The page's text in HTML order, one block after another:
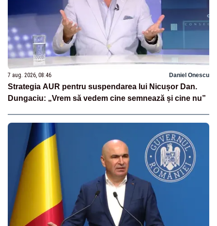
7 aug. 2026, 08:46 Daniel Onescu
Strategia AUR pentru suspendarea lui Nicușor Dan.
Dungaciu: „Vrem să vedem cine semnează și cine nu”